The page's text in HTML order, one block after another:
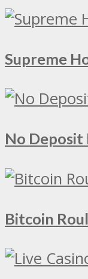
Supreme
No Deposit
Bitcoin